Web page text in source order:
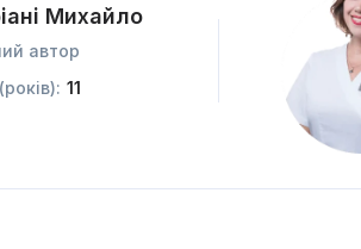
Михайло
автор
11